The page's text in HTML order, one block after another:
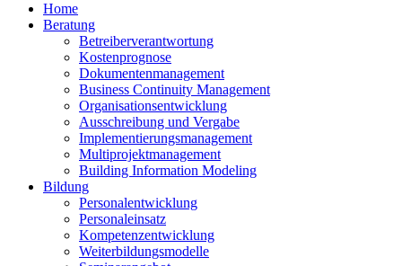
Home
Beratung
Betreiberverantwortung
Kostenprognose
Dokumentenmanagement
Business Continuity Management
Organisationsentwicklung
Ausschreibung und Vergabe
Implementierungsmanagement
Multiprojektmanagement
Building Information Modeling
Bildung
Personalentwicklung
Personaleinsatz
Kompetenzentwicklung
Weiterbildungsmodelle